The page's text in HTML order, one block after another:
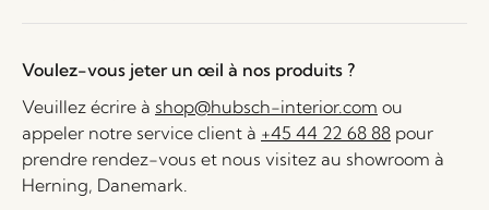
Voulez-vous jeter un œil à nos produits ?
Veuillez écrire à shop@hubsch-interior.com ou
appeler notre service client à +45 44 22 68 88 pour
prendre rendez-vous et nous visitez au showroom à
Herning, Danemark.